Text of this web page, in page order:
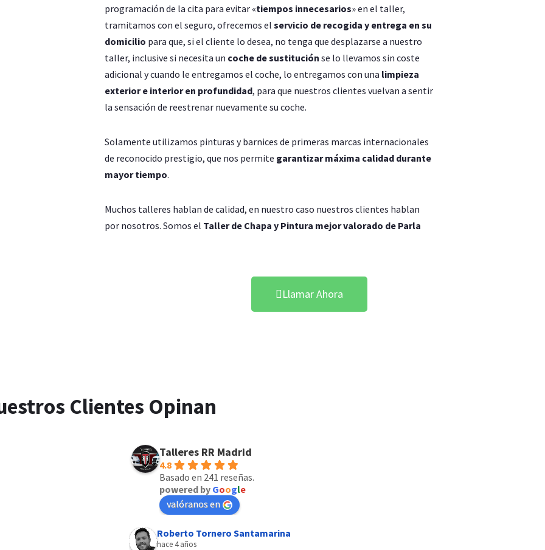
programación de la cita para evitar «tiempos innecesarios» en el taller,
tramitamos con el seguro, ofrecemos el servicio de recogida y entrega en su
domicilio para que, si el cliente lo desea, no tenga que desplazarse a nuestro
taller, inclusive si necesita un coche de sustitución se lo llevamos sin coste
adicional y cuando le entregamos el coche, lo entregamos con una limpieza
exterior e interior en profundidad, para que nuestros clientes vuelvan a sentir
la sensación de reestrenar nuevamente su coche.
Solamente utilizamos pinturas y barnices de primeras marcas internacionales
de reconocido prestigio, que nos permite garantizar máxima calidad durante
mayor tiempo.
Muchos talleres hablan de calidad, en nuestro caso nuestros clientes hablan
por nosotros. Somos el Taller de Chapa y Pintura mejor valorado de Parla
Llamar Ahora
Clientes Opinan
Talleres RR Madrid
4.8
Basado en 241 reseñas.
powered by Google
valóranos en
Roberto Tornero Santamarina
hace 4 años